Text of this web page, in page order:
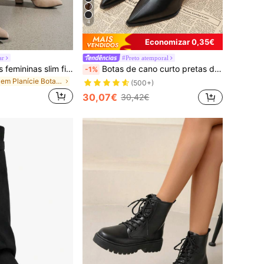
Novas botas altas femininas slim fit com franzido e cano alto, 2026 outono/inverno, biqueira pontiaguda, salto grosso, casuais de moda para exterior, botas até ao joelho
em Planície Botas Moda Feminina
4
Economizar 0,35€
#Preto atemporal
-1% Botas de cano curto pretas de couro, com bico fino e salto grosso, da nova moda outono/inverno 2025. Modelo slim fit de alta qualidade, com zíper na parte traseira. Versáteis.
(500+)
30,07€ 30,42€